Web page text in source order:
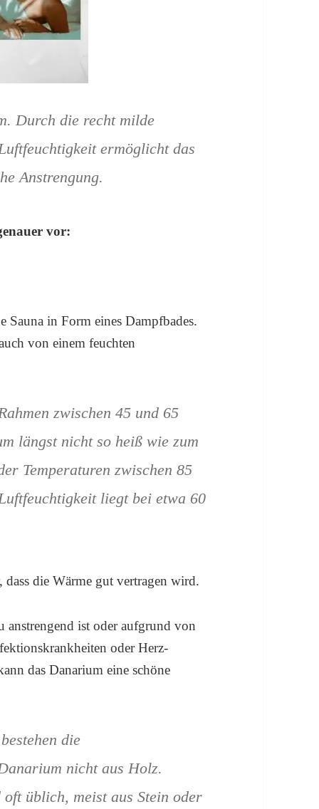
Durch die recht milde
ermöglicht das
Anstrengung.
vor:
Sauna in Form eines Dampfbades.
von einem feuchten
zwischen 45 und 65
längst nicht so heiß wie zum
Temperaturen zwischen 85
liegt bei etwa 60
die Wärme gut vertragen wird.
anstrengend ist oder aufgrund von
oder Herz-
das Danarium eine schöne
die
nicht aus Holz.
üblich, meist aus Stein oder